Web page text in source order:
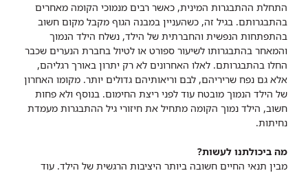
התחלת ההתבגרות המינית, כאשר רבים מנמוכי הקומה מאחרים
בהתבגרותם. בגיל זה, כשהעניין במבנה הגוף מקבל מקום חשוב
בהתפתחות הנפשית והחברתית של הילד, נשלח הילד הנמוך
והמאחר בהתבגרותו לשיעור ספורט או לטיול בחברת הנערים שכבר
החלו בהתבגרותם. לאלו האחרונים לא רק יתרון באורך רגליהם,
אלא גם נפח שריריהם, לבם וריאותיהם גדולים יותר. מקומו האחרון
של הילד הנמוך מובטח עוד לפני ריצת החימום. בנוסף ולא פחות
חשוב, הילד נמוך הקומה מתחיל את חיזורי גיל ההתבגרות מעמדת
נחיתות.
מה ביכולתנו לעשות?
מבין תנאי החיים חשובה ביותר היציבות הרגשית של הילד. עוד